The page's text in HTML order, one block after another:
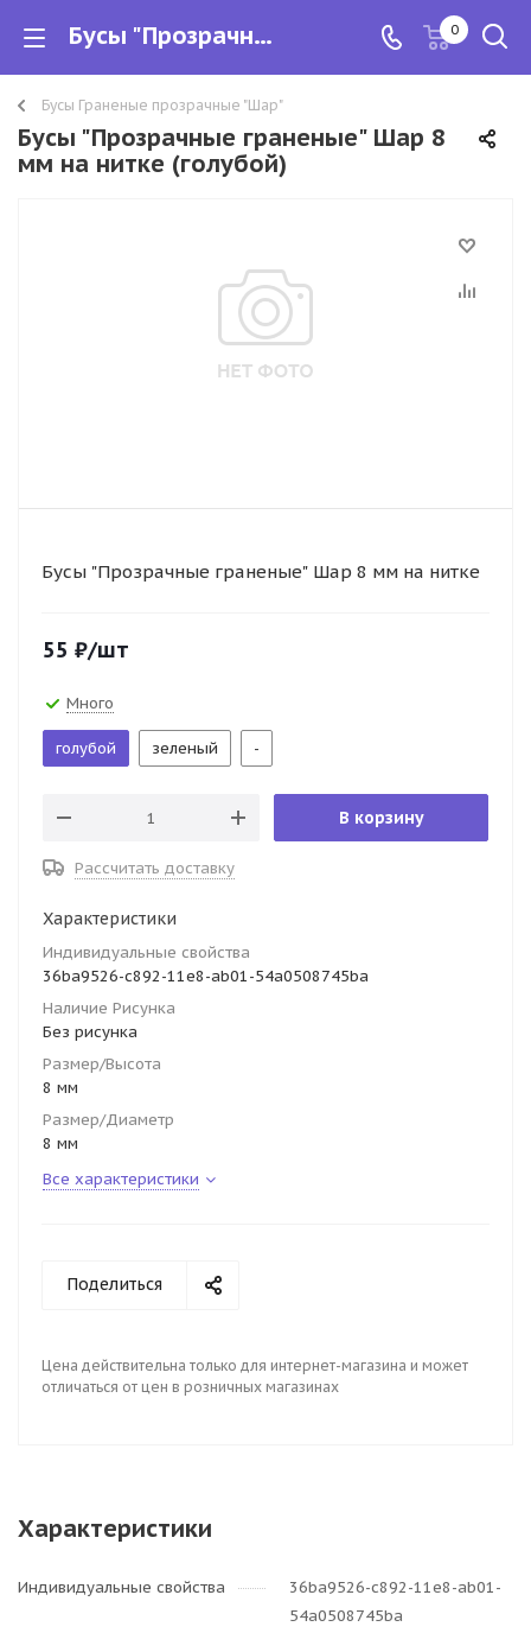
Бусы "Прозрачные граненые" Шар 8 мм на нитке 0
Бусы Граненые прозрачные "Шар"
Бусы "Прозрачные граненые" Шар 8
мм на нитке (голубой)
Бусы "Прозрачные граненые" Шар 8 мм на нитке
55 ₽/шт
Много
голубой зеленый -
В корзину
Рассчитать доставку
Характеристики
Индивидуальные свойства
36ba9526-c892-11e8-ab01-54a0508745ba
Наличие Рисунка
Без рисунка
Размер/Высота
8 мм
Размер/Диаметр
8 мм
Все характеристики
Поделиться
Цена действительна только для интернет-магазина и может
отличаться от цен в розничных магазинах
Характеристики
Индивидуальные свойства
36ba9526-c892-11e8-ab01-
54a0508745ba